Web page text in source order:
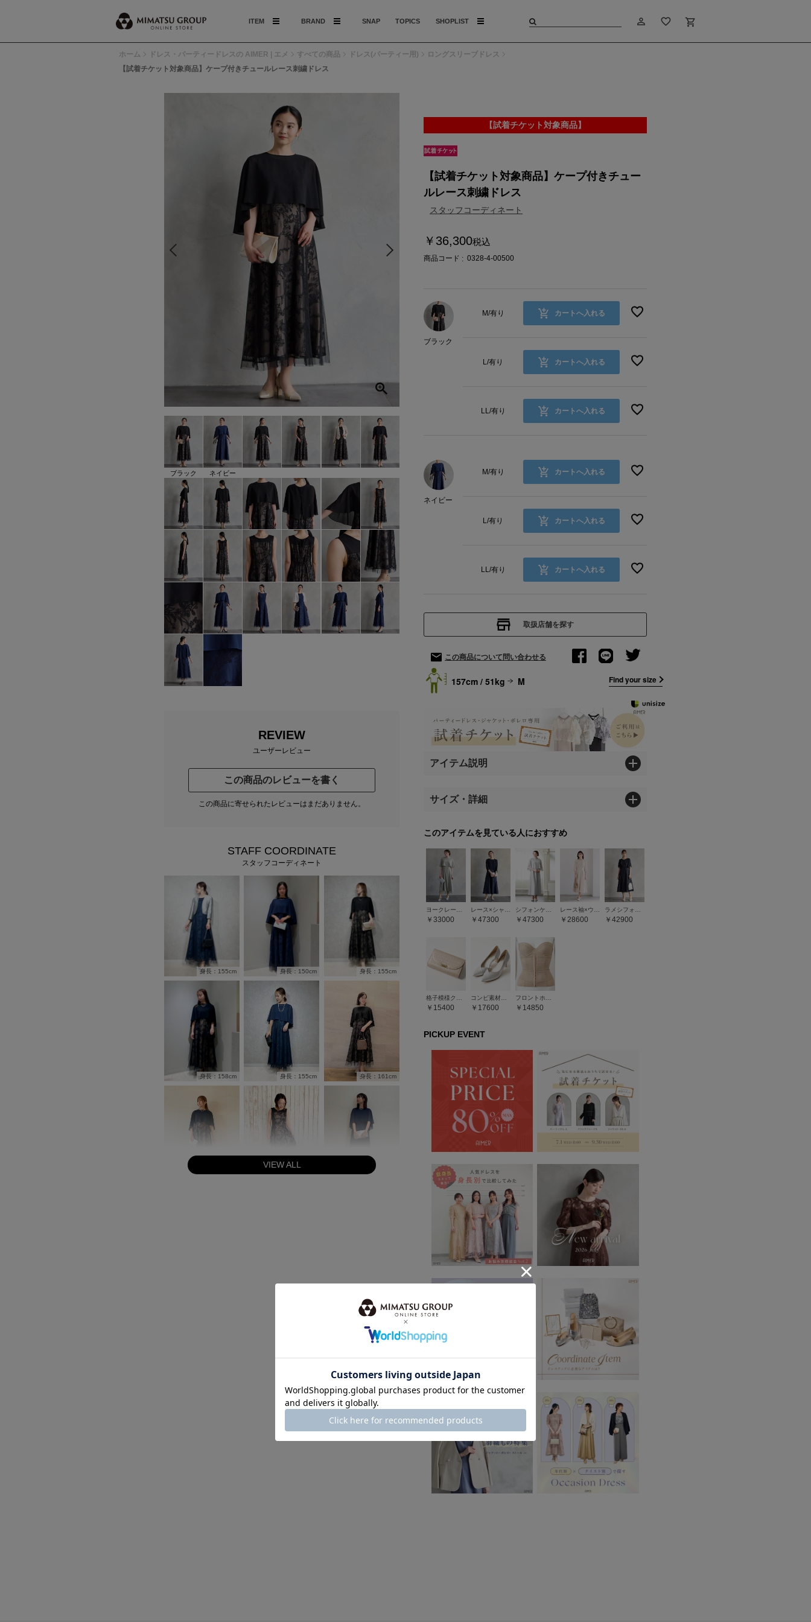
ITEM BRAND SNAP TOPICS SHOPLIST person_outline favorite_border shopping_cart
ホーム ドレス・パーティードレスの AIMER | エメ すべての商品 ドレス(パーティー用)
ロングスリーブドレス
【試着チケット対象商品】ケープ付きチュールレース刺繍ドレス
ブラック ネイビー
REVIEW
ユーザーレビュー
この商品のレビューを書く
この商品に寄せられたレビューはまだありません。
STAFF COORDINATE
スタッフコーディネート
身長：155cm 身長：150cm 身長：155cm
身長：158cm 身長：155cm 身長：161cm
身長：164cm
VIEW ALL
【試着チケット対象商品】
【試着チケット対象商品】ケープ付きチュー
ルレース刺繍ドレス
スタッフコーディネート
￥36,300税込
商品コード 0328-4-00500
ブラック
M/有り カートへ入れる
L/有り カートへ入れる
LL/有り カートへ入れる
ネイビー
M/有り カートへ入れる
L/有り カートへ入れる
LL/有り カートへ入れる
取扱店舗を探す
この商品について問い合わせる
157cm / 51kg M Find your size
アイテム説明
サイズ・詳細
このアイテムを見ている人におすすめ
33000 47300 47300 28600 42900
格子模様クラッチバッグ
15400
コンビ素材スクエアヒールパンプス
17600
フロントホックシェイパー
14850
PICKUP EVENT